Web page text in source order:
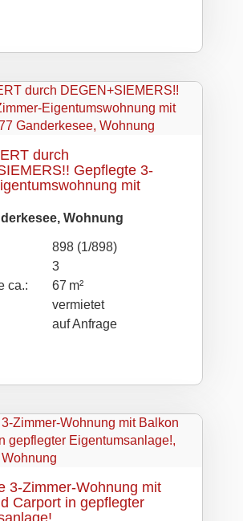
durch
Gepflegte 3-
mit
Wohnung
898 (1/898)
3
ca.:
67 m²
vermietet
auf Anfrage
3-Zimmer-Wohnung mit
Carport in gepflegter